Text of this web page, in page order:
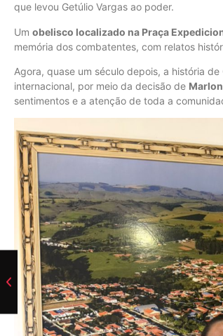
que levou Getúlio Vargas ao poder.
Um obelisco localizado na Praça
memória dos combatentes, com relatos
Agora, quase um século depois, a história
internacional, por meio da decisão de
sentimentos e a atenção de toda a